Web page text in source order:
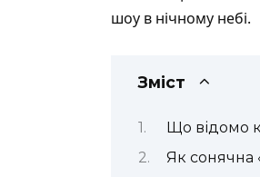
шоу в нічному небі.
Зміст
Що відомо
Як сонячна